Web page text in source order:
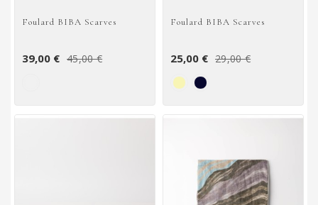
Foulard BIBA Scarves
39,00 € 45,00 €
Foulard BIBA Scarves
25,00 € 29,00 €